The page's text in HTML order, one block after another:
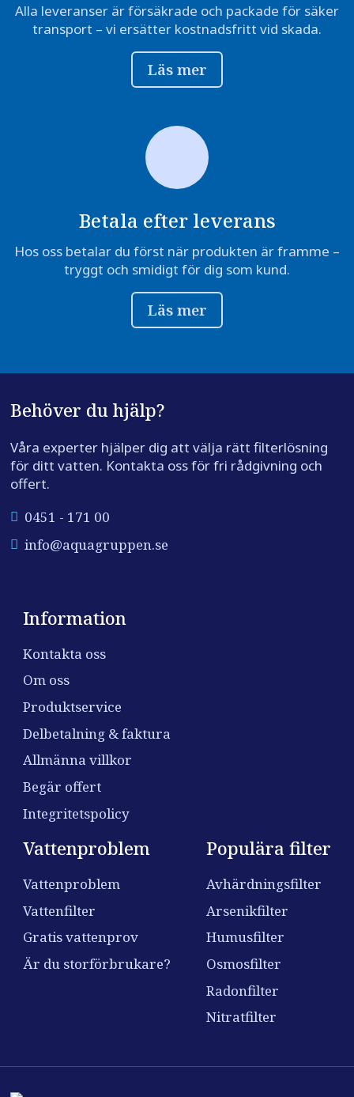
Alla leveranser är försäkrade och packade för säker
transport – vi ersätter kostnadsfritt vid skada.
Läs mer
Betala efter leverans
Hos oss betalar du först när produkten är framme –
tryggt och smidigt för dig som kund.
Läs mer
Behöver du hjälp?
Våra experter hjälper dig att välja rätt filterlösning
för ditt vatten. Kontakta oss för fri rådgivning och
offert.
0451 - 171 00
info@aquagruppen.se
Information
Kontakta oss
Om oss
Produktservice
Delbetalning & faktura
Allmänna villkor
Begär offert
Integritetspolicy
Vattenproblem
Vattenproblem
Vattenfilter
Gratis vattenprov
Är du storförbrukare?
Populära filter
Avhärdningsfilter
Arsenikfilter
Humusfilter
Osmosfilter
Radonfilter
Nitratfilter